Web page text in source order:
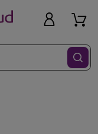
up
Filter